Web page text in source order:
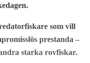
som vill
prestanda –
starka rovfiskar.